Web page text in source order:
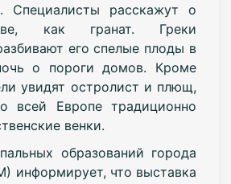
Специалисты расскажут о
как гранат. Греки
его спелые плоды в
о пороги домов. Кроме
увидят остролист и плющ,
всей Европе традиционно
венки.
образований города
что выставка